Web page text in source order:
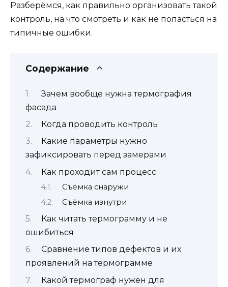
Разберёмся, как правильно организовать такой
контроль, на что смотреть и как не попасться на
типичные ошибки.
Содержание
Зачем вообще нужна термография
фасада
Когда проводить контроль
Какие параметры нужно
зафиксировать перед замерами
Как проходит сам процесс
Съёмка снаружи
Съёмка изнутри
Как читать термограмму и не
ошибиться
Сравнение типов дефектов и их
проявлений на термограмме
Какой термограф нужен для